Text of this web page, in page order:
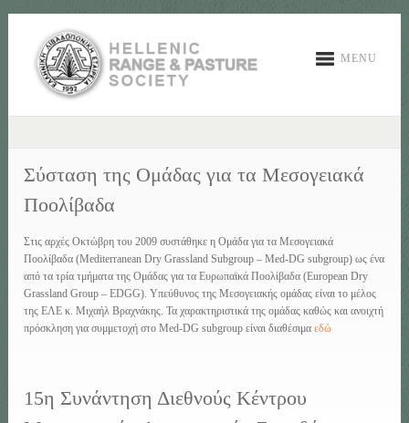
MENU
Σύσταση της Ομάδας για τα Μεσογειακά
Ποολίβαδα
Στις αρχές Οκτώβρη του 2009 συστάθηκε η Ομάδα για τα Μεσογειακά
Ποολίβαδα (Mediterranean Dry Grassland Subgroup – Med-DG subgroup) ως ένα
από τα τρία τμήματα της Ομάδας για τα Ευρωπαϊκά Ποολίβαδα (European Dry
Grassland Group – EDGG). Υπεύθυνος της Μεσογειακής ομάδας είναι το μέλος
της ΕΛΕ κ. Μιχαήλ Βραχνάκης. Τα χαρακτηριστικά της ομάδας καθώς και ανοιχτή
πρόσκληση για συμμετοχή στο Med-DG subgroup είναι διαθέσιμαεδώ
15η Συνάντηση Διεθνούς Κέντρου